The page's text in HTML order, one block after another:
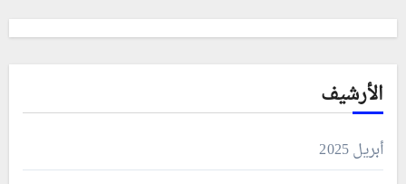
الأرشيف
أبريل 2025